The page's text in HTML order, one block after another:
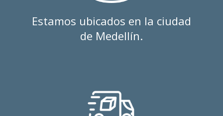
Estamos ubicados en la ciudad
de Medellín.